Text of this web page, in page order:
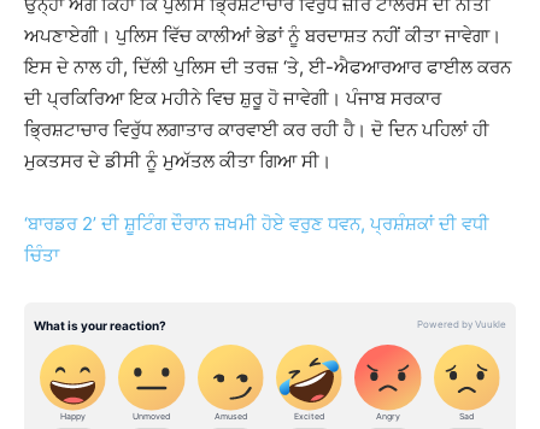
ਅਪਣਾਏਗੀ। ਪੁਲਿਸ ਵਿੱਚ ਕਾਲੀਆਂ ਭੇਡਾਂ ਨੂੰ ਬਰਦਾਸ਼ਤ ਨਹੀਂ ਕੀਤਾ ਜਾਵੇਗਾ।
ਇਸ ਦੇ ਨਾਲ ਹੀ, ਦਿੱਲੀ ਪੁਲਿਸ ਦੀ ਤਰਜ਼ ‘ਤੇ, ਈ-ਐਫਆਰਆਰ ਫਾਈਲ ਕਰਨ
ਦੀ ਪ੍ਰਕਿਰਿਆ ਇਕ ਮਹੀਨੇ ਵਿਚ ਸ਼ੁਰੂ ਹੋ ਜਾਵੇਗੀ। ਪੰਜਾਬ ਸਰਕਾਰ
ਭ੍ਰਿਸ਼ਟਾਚਾਰ ਵਿਰੁੱਧ ਲਗਾਤਾਰ ਕਾਰਵਾਈ ਕਰ ਰਹੀ ਹੈ। ਦੋ ਦਿਨ ਪਹਿਲਾਂ ਹੀ
ਮੁਕਤਸਰ ਦੇ ਡੀਸੀ ਨੂੰ ਮੁਅੱਤਲ ਕੀਤਾ ਗਿਆ ਸੀ।
‘ਬਾਰਡਰ 2’ ਦੀ ਸ਼ੂਟਿੰਗ ਦੌਰਾਨ ਜ਼ਖਮੀ ਹੋਏ ਵਰੁਣ ਧਵਨ, ਪ੍ਰਸ਼ੰਸ਼ਕਾਂ ਦੀ ਵਧੀ
ਚਿੰਤਾ